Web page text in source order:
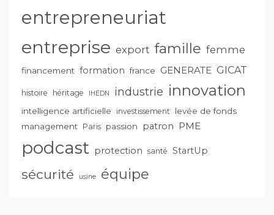
entrepreneuriat
entreprise export famille femme
financement formation france GENERATE GICAT
histoire héritage IHEDN industrie innovation
intelligence artificielle investissement
levée de fonds
management Paris passion patron PME
podcast protection santé StartUp
sécurité usine équipe